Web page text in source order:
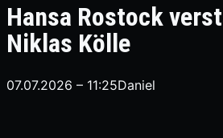
Hansa Rostock
Niklas Kölle
07.07.2026 – 11:25Daniel